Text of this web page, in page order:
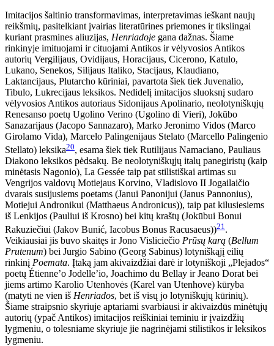
Imitacijos šaltinio transformavimas, interpretavimas ieškant naujų
reikšmių, pasitelkiant įvairias literatūrines priemones ir tikslingai
kuriant prasmines aliuzijas, Henriadoje gana dažnas. Šiame
rinkinyje imituojami ir cituojami Antikos ir vėlyvosios Antikos
autorių Vergilijaus, Ovidijaus, Horacijaus, Cicerono, Katulo,
Lukano, Senekos, Silijaus Italiko, Stacijaus, Klaudiano,
Laktancijaus, Plutarcho kūriniai, pavartota šiek tiek Juvenalio,
Tibulo, Lukrecijaus leksikos. Nedidelį imitacijos sluoksnį sudaro
vėlyvosios Antikos autoriaus Sidonijaus Apolinario, neolotyniškųjų
Renesanso poetų Ugolino Verino (Ugolino di Vieri), Jokūbo
Sanazarijaus (Jacopo Sannazaro), Marko Jeronimo Vidos (Marco
Girolamo Vida), Marcelo Palingenijaus Stelato (Marcello Palingenio
Stellato) leksika20, esama šiek tiek Rutilijaus Namaciano, Pauliaus
Diakono leksikos pėdsakų. Be neolotyniškųjų italų panegiristų (kaip
minėtasis Nagonio), La Gessée taip pat stilistiškai artimas su
Vengrijos valdovų Motiejaus Korvino, Vladislovo II Jogailaičio
dvarais susijusiems poetams (Janui Panonijui (Janus Pannonius),
Motiejui Andronikui (Matthaeus Andronicus)), taip pat kilusiesiems
iš Lenkijos (Pauliui iš Krosno) bei kitų kraštų (Jokūbui Bonui
Rakuziečiui (Jakov Bunić, Iacobus Bonus Racusaeus))21 .
Veikiausiai jis buvo skaitęs ir Jono Visliciečio Prūsų karą (Bellum
Prutenum) bei Jurgio Sabino (Georg Sabinus) lotyniškąjį eilių
rinkinį Poemata. Įtaką jam akivaizdžiai darė ir lotyniškoji „Plejados“
poetų Étienne’o Jodelle’io, Joachimo du Bellay ir Jeano Dorat bei
jiems artimo Karolio Utenhovės (Karel van Utenhove) kūryba
(matyti ne vien iš Henriados, bet iš visų jo lotyniškųjų kūrinių).
Šiame straipsnio skyriuje aptariami svarbiausi ir akivaizdūs minėtųjų
autorių (ypač Antikos) imitacijos reiškiniai teminiu ir įvaizdžių
lygmeniu, o tolesniame skyriuje jie nagrinėjami stilistikos ir leksikos
lygmeniu.